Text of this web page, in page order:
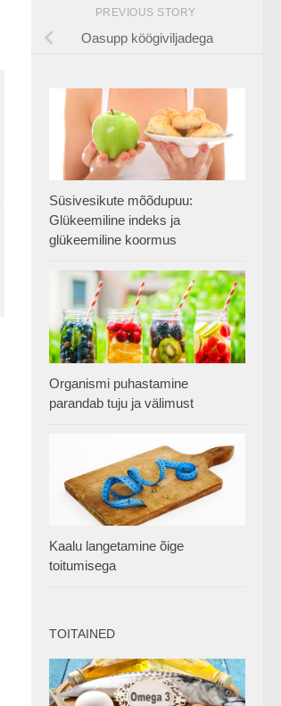
PREVIOUS STORY
Oasupp köögiviljadega
Süsivesikute mõõdupuu:
Glükeemiline indeks ja
glükeemiline koormus
Organismi puhastamine
parandab tuju ja välimust
Kaalu langetamine õige
toitumisega
TOITAINED